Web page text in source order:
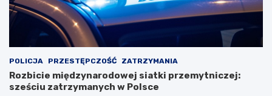
POLICJA PRZESTĘPCZOŚĆ ZATRZYMANIA
Rozbicie międzynarodowej siatki przemytniczej:
sześciu zatrzymanych w Polsce